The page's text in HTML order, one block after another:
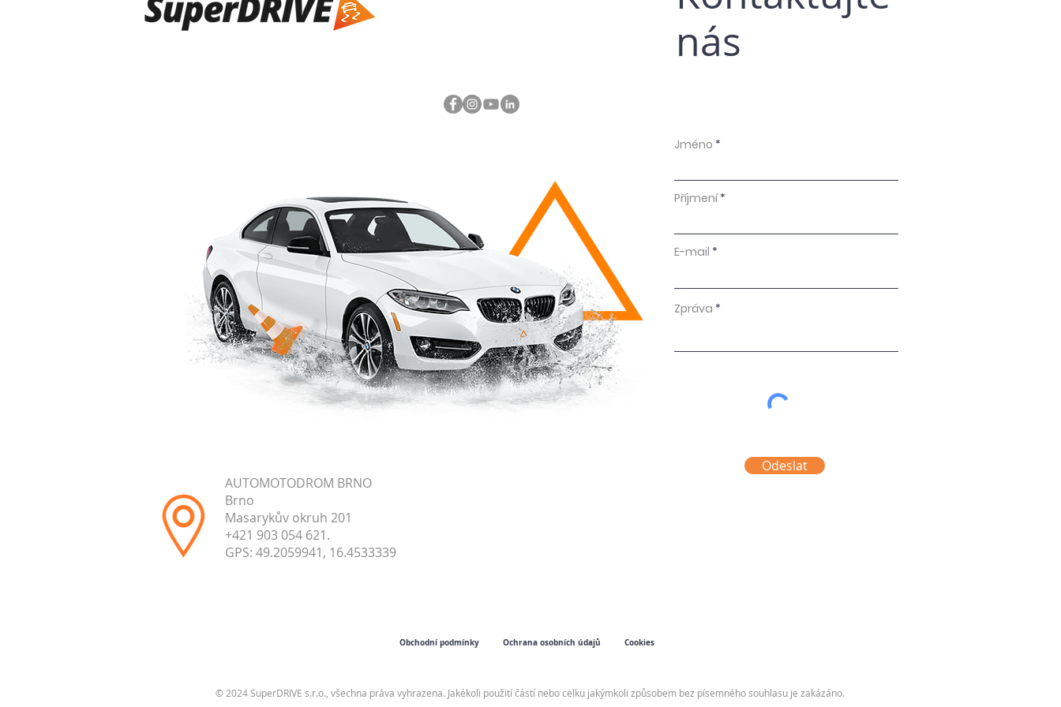
nás
AUTOMOTODROM BRNO
Brno
Masarykův okruh 201
+421 903 054 621.
GPS: 49.2059941, 16.4533339
Jméno
Příjmení
E-mail
Zpráva
Odeslat
Obchodní podmínky Ochrana osobních údajů Cookies
© 2024 SuperDRIVE s.r.o., všechna práva vyhrazena. Jakékoli použití částí nebo celku jakýmkoli způsobem bez písemného souhlasu je zakázáno.